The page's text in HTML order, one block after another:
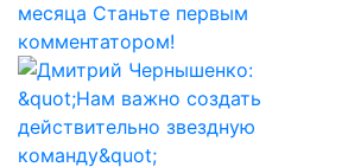
месяца Станьте первым
комментатором!